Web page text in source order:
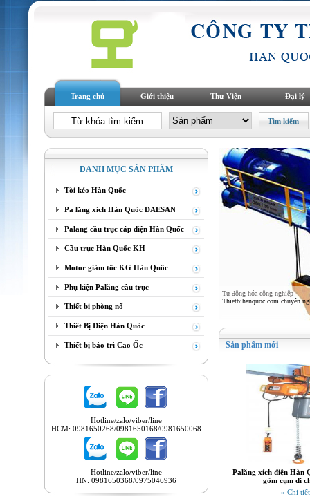
Trang chủ Giới thiệu Thư Viện Đại lý
DANH MỤC SẢN PHẨM
Tời kéo Hàn Quốc
Pa lăng xích Hàn Quốc DAESAN
Palang cầu trục cáp điện Hàn Quốc
Cầu trục Hàn Quốc KH
Motor giảm tốc KG Hàn Quốc
Phụ kiện Palăng cầu trục
Thiết bị phòng nổ
Thiết Bị Điện Hàn Quốc
Thiết bị bảo trì Cao Ốc
Hotline/zalo/viber/line
HCM: 0981650268/0981650168/0981650068
Hotline/zalo/viber/line
HN: 0981650368/0975046936
Tự động hóa công nghiệp
Thietbihanquoc.com chuyên
Sản phẩm mới
Palăng xích điện Hàn
gồm cụm di
» Chi tiết